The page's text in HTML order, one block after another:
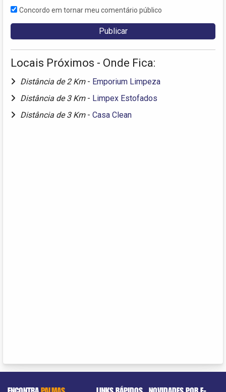
Concordo em tornar meu comentário público
Locais Próximos - Onde Fica:
Distância de 2 Km - Emporium Limpeza
Distância de 3 Km - Limpex Estofados
Distância de 3 Km - Casa Clean